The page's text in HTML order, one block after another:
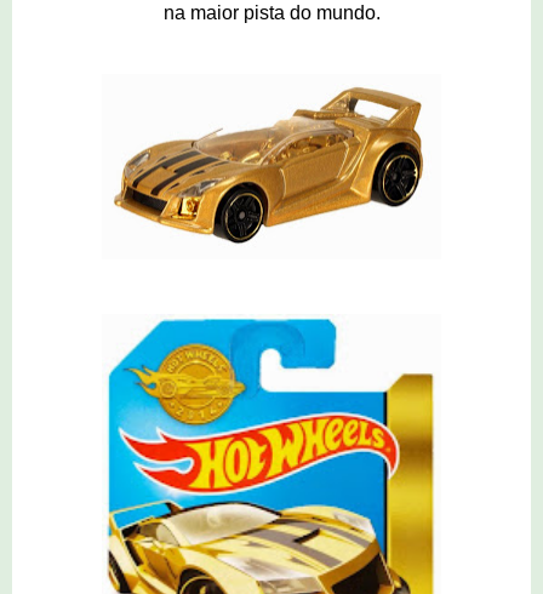
na maior pista do mundo.